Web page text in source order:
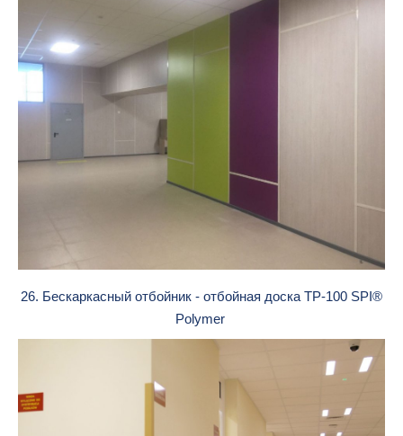
26. Бескаркасный отбойник - отбойная доска TP-100 SPI®
Polymer